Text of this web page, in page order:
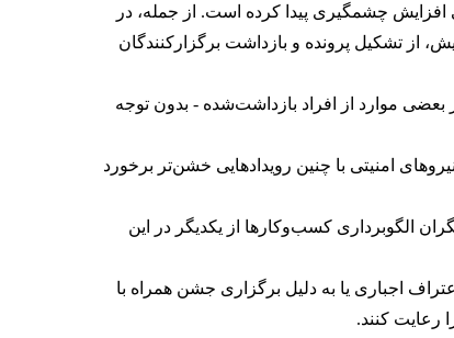
چشمگیری پیدا کرده است. از جمله، در
از تشکیل پرونده و بازداشت برگزارکنندگان
بعضی موارد از افراد بازداشت‌‌شده - بدون توجه
امنیتی با چنین رویدادهایی خشن‌تر برخورد
الگوبرداری کسب‌وکارها از یکدیگر در این
اجباری یا به دلیل برگزاری جشن همراه با
رعایت کنند.